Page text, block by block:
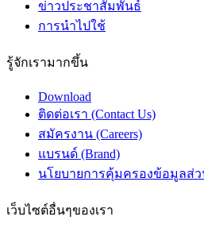
ข่าวประชาสัมพันธ์
การนำไปใช้
รู้จักเรามากขึ้น
Download
ติดต่อเรา (Contact Us)
สมัครงาน (Careers)
แบรนด์ (Brand)
นโยบายการคุ้มครองข้อมูลส่
เว็บไซต์อื่นๆของเรา